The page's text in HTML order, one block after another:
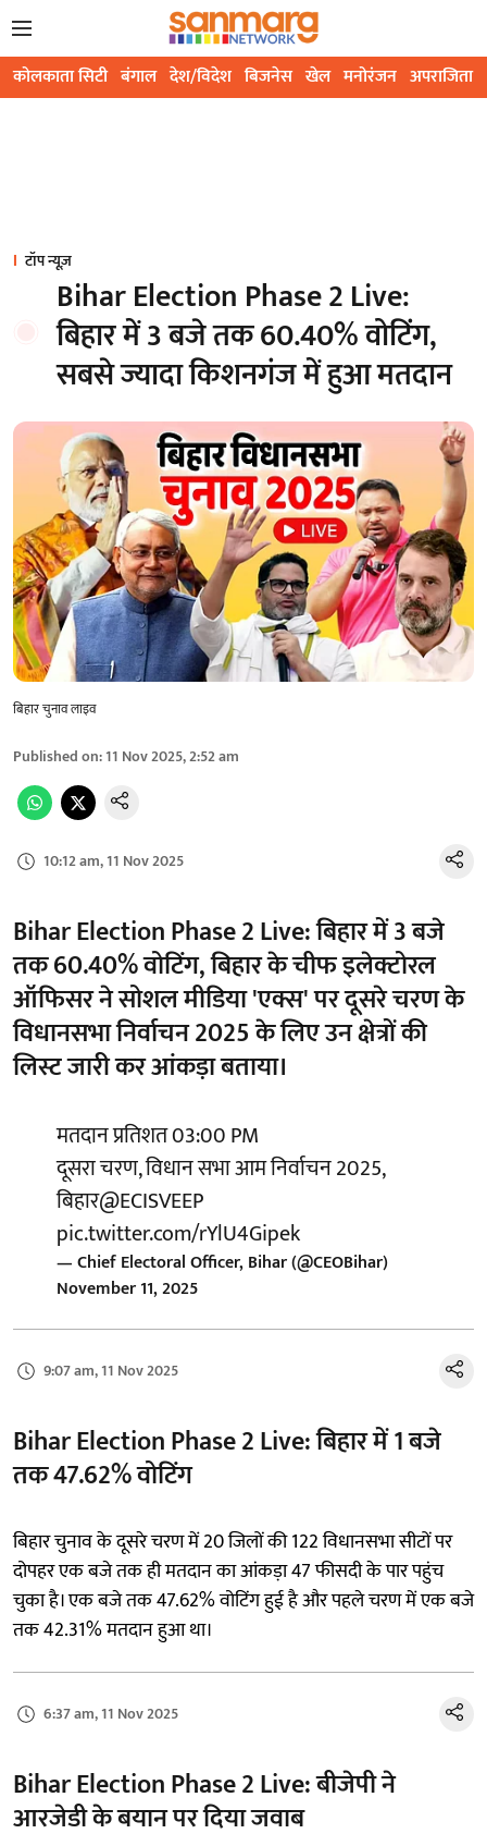
कोलकाता सिटी बंगाल देश/विदेश बिजनेस खेल मनोरंजन अपराजिता
टॉप न्यूज़
Bihar Election Phase 2 Live:
बिहार में 3 बजे तक 60.40% वोटिंग,
सबसे ज्यादा किशनगंज में हुआ मतदान
बिहार चुनाव लाइव
Published on:11 Nov 2025, 2:52 am
10:12 am, 11 Nov 2025
Bihar Election Phase 2 Live: बिहार में 3 बजे
तक 60.40% वोटिंग, बिहार के चीफ इलेक्टोरल
ऑफिसर ने सोशल मीडिया 'एक्स' पर दूसरे चरण के
विधानसभा निर्वाचन 2025 के लिए उन क्षेत्रों की
लिस्ट जारी कर आंकड़ा बताया।
मतदान प्रतिशत 03:00 PM
दूसरा चरण, विधान सभा आम निर्वाचन 2025,
बिहार@ECISVEEP
pic.twitter.com/rYlU4Gipek
— Chief Electoral Officer, Bihar (@CEOBihar)
November 11, 2025
9:07 am, 11 Nov 2025
Bihar Election Phase 2 Live: बिहार में 1 बजे
तक 47.62% वोटिंग
बिहार चुनाव के दूसरे चरण में 20 जिलों की 122 विधानसभा सीटों पर
दोपहर एक बजे तक ही मतदान का आंकड़ा 47 फीसदी के पार पहुंच
चुका है। एक बजे तक 47.62% वोटिंग हुई है और पहले चरण में एक बजे
तक 42.31% मतदान हुआ था।
6:37 am, 11 Nov 2025
Bihar Election Phase 2 Live: बीजेपी ने
आरजेडी के बयान पर दिया जवाब